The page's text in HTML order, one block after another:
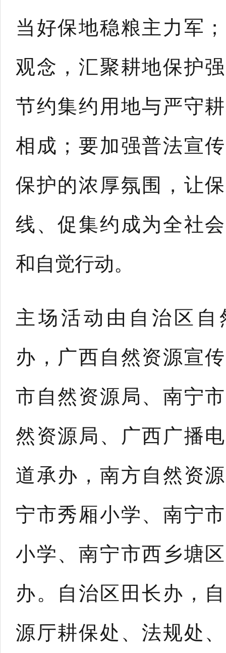
当好保地稳粮主力军
观念，汇聚耕地保护
节约集约用地与严守
相成；要加强普法宣
保护的浓厚氛围，让
线、促集约成为全社
和自觉行动。
主场活动由自治区自
办，广西自然资源宣
市自然资源局、南宁
然资源局、广西广播
道承办，南方自然资
宁市秀厢小学、南宁
小学、南宁市西乡塘
办。自治区田长办，
源厅耕保处、法规处